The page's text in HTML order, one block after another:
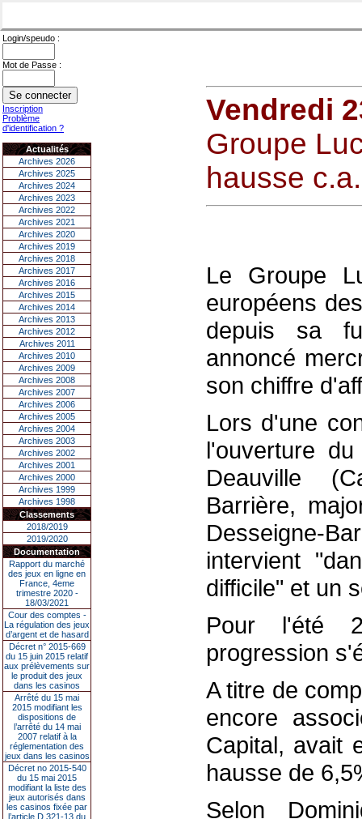
Login/speudo :
Mot de Passe :
Inscription
Problème
d'identification ?
Actualités
Archives 2026
Archives 2025
Archives 2024
Archives 2023
Archives 2022
Archives 2021
Archives 2020
Archives 2019
Archives 2018
Archives 2017
Archives 2016
Archives 2015
Archives 2014
Archives 2013
Archives 2012
Archives 2011
Archives 2010
Archives 2009
Archives 2008
Archives 2007
Archives 2006
Archives 2005
Archives 2004
Archives 2003
Archives 2002
Archives 2001
Archives 2000
Archives 1999
Archives 1998
Classements
2018/2019
2019/2020
Documentation
Rapport du marché
des jeux en ligne en
France, 4eme
trimestre 2020 -
18/03/2021
Cour des comptes -
La régulation des jeux
d’argent et de hasard
Décret n° 2015-669
du 15 juin 2015 relatif
aux prélèvements sur
le produit des jeux
dans les casinos
Arrêté du 15 mai
2015 modifiant les
dispositions de
l’arrêté du 14 mai
2007 relatif à la
réglementation des
jeux dans les casinos
Décret no 2015-540
du 15 mai 2015
modifiant la liste des
jeux autorisés dans
les casinos fixée par
l’article D.321-13 du
Vendredi
Groupe
hausse
Le Groupe
européens
depuis sa
annoncé
son chiffre
Lors d'une
l'ouverture
Deauville
Barrière,
Desseigne-
intervient
difficile" et un
Pour l'été
progression
A titre de
encore
Capital, avait
hausse de
Selon